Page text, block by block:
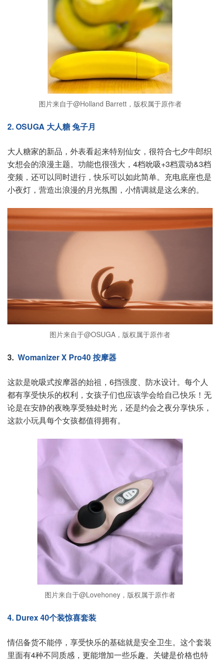
图片来自于@Holland Barrett，版权属于原作者
2. OSUGA 大人糖 兔子月
大人糖家的新品，外表看起来特别仙女，很符合七夕牛郎织
女想会的浪漫主题。功能也很强大，4档吮吸+3档震动&3档
变频，还可以同时进行，快乐可以如此简单。充电底座也是
小夜灯，营造出浪漫的月光氛围，小情调就是这么来的。
图片来自于@OSUGA，版权属于原作者
3. Womanizer X Pro40 按摩器
这款是吮吸式按摩器的始祖，6挡强度、防水设计。每个人
都有享受快乐的权利，女孩子们也应该学会给自己快乐！无
论是在安静的夜晚享受独处时光，还是约会之夜分享快乐，
这款小玩具每个女孩都值得拥有。
图片来自于@Lovehoney，版权属于原作者
4. Durex 40个装惊喜套装
情侣备货不能停，享受快乐的基础就是安全卫生。这个套装
里面有4种不同质感，更能增加一些乐趣。关键是价格也特